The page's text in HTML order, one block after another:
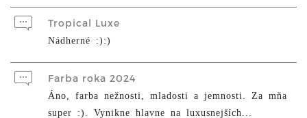
Tropical Luxe
Nádherné :):)
Farba roka 2024
Áno, farba nežnosti, mladosti a jemnosti. Za mňa
super :). Vynikne hlavne na luxusnejších...